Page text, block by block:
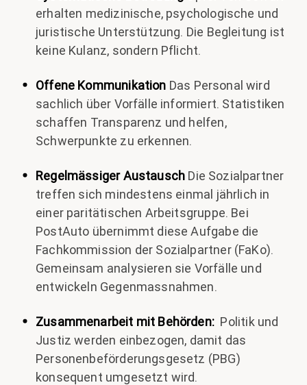
erhalten medizinische, psychologische und
juristische Unterstützung. Die Begleitung ist
keine Kulanz, sondern Pflicht.
Offene Kommunikation Das Personal wird
sachlich über Vorfälle informiert. Statistiken
schaffen Transparenz und helfen,
Schwerpunkte zu erkennen.
Regelmässiger Austausch Die Sozialpartner
treffen sich mindestens einmal jährlich in
einer paritätischen Arbeitsgruppe. Bei
PostAuto übernimmt diese Aufgabe die
Fachkommission der Sozialpartner (FaKo).
Gemeinsam analysieren sie Vorfälle und
entwickeln Gegenmassnahmen.
Zusammenarbeit mit Behörden: Politik und
Justiz werden einbezogen, damit das
Personenbeförderungsgesetz (PBG)
konsequent umgesetzt wird.